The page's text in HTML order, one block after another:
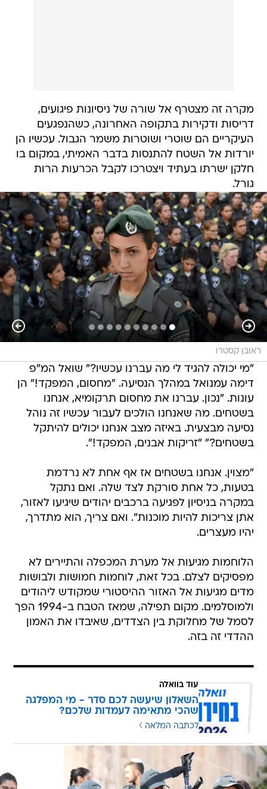
מקרה זה מצטרף אל שורה של ניסיונות פיגועים,
דריסות ודקירות בתקופה האחרונה, כשהנפגעים
העיקריים הם שוטרי ושוטרות משמר הגבול. עכשיו הן
יורדות אל השטח להתנסות בדבר האמיתי, במקום בו
חלקן ישרתו בעתיד ויצטרכו לקבל הכרעות הרות
גורל.
ראובן קסטרו
"מי יכולה להגיד לי מה עברנו עכשיו?" שואל המ"פ
דימה עמנואל במהלך הנסיעה. "מחסום, המפקד!" הן
עונות. "נכון. עברנו את מחסום תרקומיא, אנחנו
בשטחים. מה שאנחנו הולכים לעבור עכשיו זה נוהל
נסיעה מבצעית. באיזה מצב אנחנו יכולים להיתקל
בשטחים?" "זריקות אבנים, המפקד!".
"מצוין. אנחנו בשטחים אז אף אחת לא נרדמת
בטעות, כל אחת סורקת לצד שלה. ואם נתקל
במקרה בניסיון לפגיעה ברכבים יהודים שיגיעו לאזור,
אתן צריכות להיות מוכנות". ואם צריך, הוא מתדרך,
יהיו מעצרים.
הלוחמות מגיעות אל מערת המכפלה והתיירים לא
מפסיקים לצלם. בכל זאת, לוחמות חמושות ולבושות
מדים מגיעות אל האזור ההיסטורי שמקודש ליהודים
ולמוסלמים. מקום תפילה, שמאז הטבח ב-1994 הפך
לסמל של מחלוקת בין הצדדים, שאיבדו את האמון
ההדדי זה בזה.
עוד בוואלה
השאלון שיעשה לכם סדר - מי המפלגה
שהכי מתאימה לעמדות שלכם?
לכתבה המלאה